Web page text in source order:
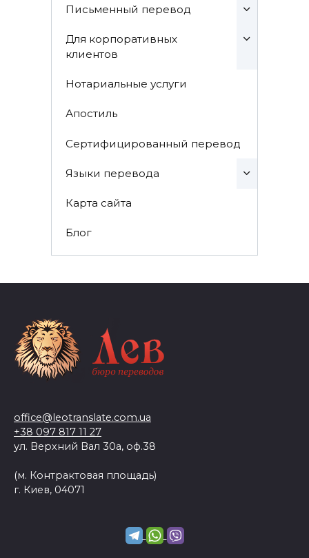
Письменный перевод
Для корпоративных
клиентов
Нотариальные услуги
Апостиль
Сертифицированный перевод
Языки перевода
Карта сайта
Блог
office@leotranslate.com.ua
+38 097 817 11 27
ул. Верхний Вал 30а, оф.38
(м. Контрактовая площадь)
г. Киев, 04071